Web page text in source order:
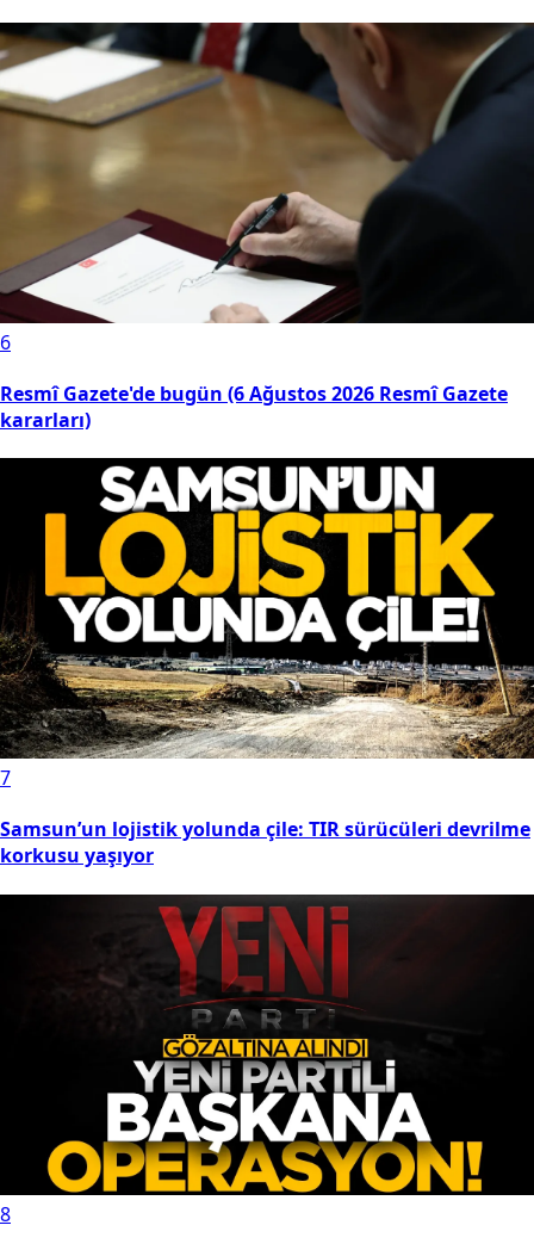
6
Resmî Gazete'de bugün (6 Ağustos 2026 Resmî Gazete
kararları)
7
Samsun’un lojistik yolunda çile: TIR sürücüleri devrilme
korkusu yaşıyor
8